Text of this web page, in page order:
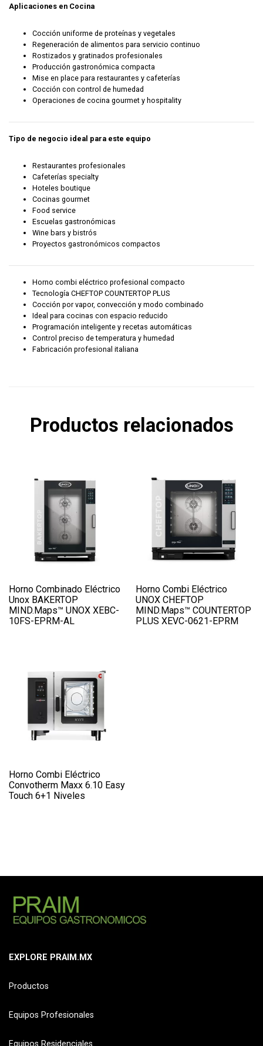
Aplicaciones en Cocina
Cocción uniforme de proteínas y vegetales
Regeneración de alimentos para servicio continuo
Rostizados y gratinados profesionales
Producción gastronómica compacta
Mise en place para restaurantes y cafeterías
Cocción con control de humedad
Operaciones de cocina gourmet y hospitality
Tipo de negocio ideal para este equipo
Restaurantes profesionales
Cafeterías specialty
Hoteles boutique
Cocinas gourmet
Food service
Escuelas gastronómicas
Wine bars y bistrós
Proyectos gastronómicos compactos
Horno combi eléctrico profesional compacto
Tecnología CHEFTOP COUNTERTOP PLUS
Cocción por vapor, convección y modo combinado
Ideal para cocinas con espacio reducido
Programación inteligente y recetas automáticas
Control preciso de temperatura y humedad
Fabricación profesional italiana
Productos relacionados
Horno Combinado Eléctrico
Unox BAKERTOP
MIND.Maps™ UNOX XEBC-
10FS-EPRM-AL
Horno Combi Eléctrico
UNOX CHEFTOP
MIND.Maps™ COUNTERTOP
PLUS XEVC-0621-EPRM
Horno Combi Eléctrico
Convotherm Maxx 6.10 Easy
Touch 6+1 Niveles
EXPLORE PRAIM.MX
Productos
Equipos Profesionales
Equipos Residenciales